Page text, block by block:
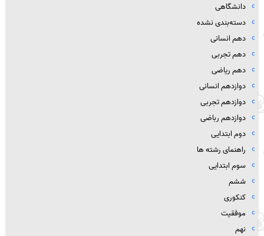
دانشگاهی
دسته‌بندی نشده
دهم انسانی
دهم تجربی
دهم ریاضی
دوازدهم انسانی
دوازدهم تجربی
دوازدهم رباضی
دوم ابتدایی
راهنمای رشته ها
سوم ابتدایی
ششم
کنکوری
موفقیت
نهم